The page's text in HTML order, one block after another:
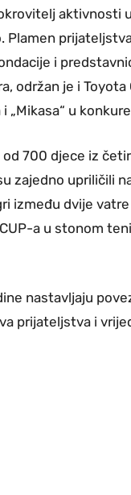
aktivnosti
i
održan je i
„Mikasa“ u
700 djece iz
zajedno upriličili
između dvije
a u stonom
nastavljaju
prijateljstva i